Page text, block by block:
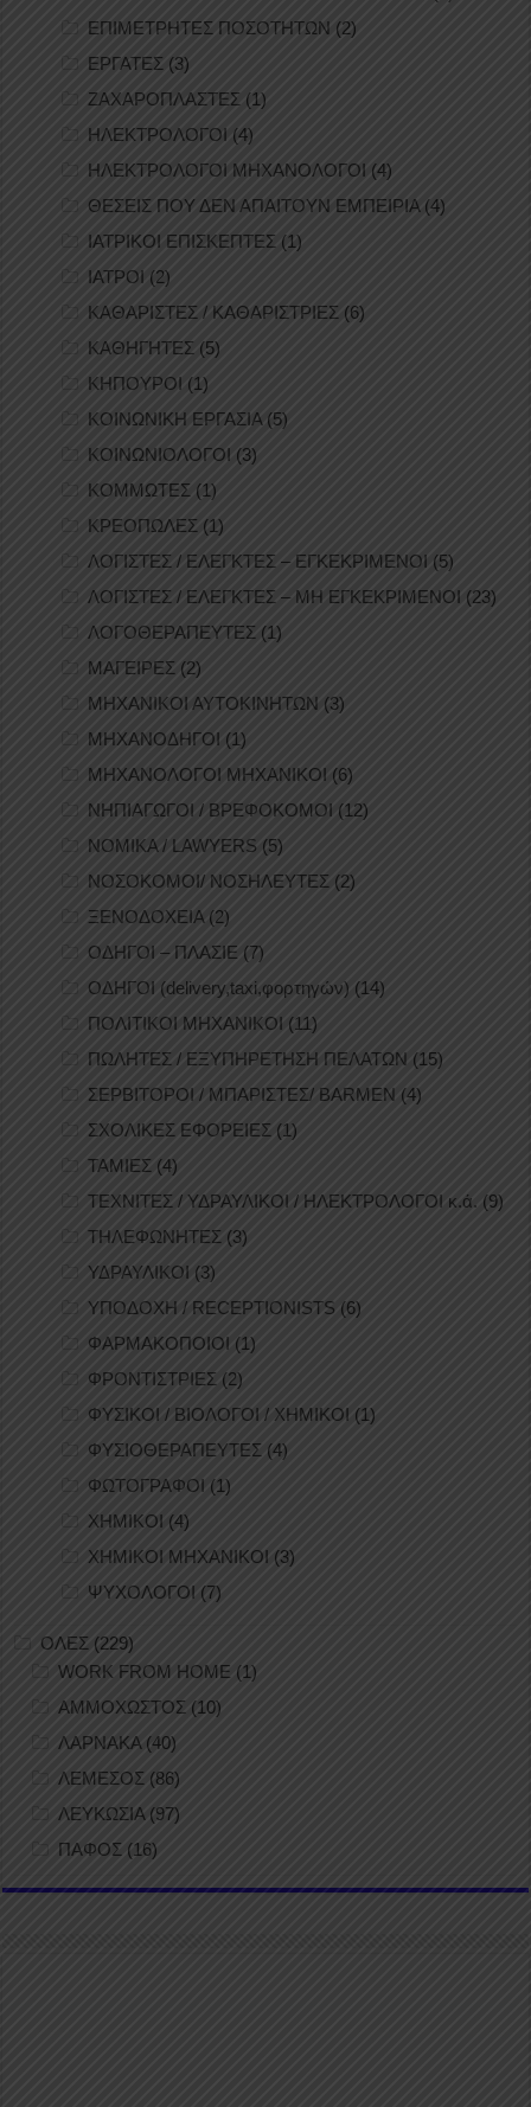
ΕΠΙΜΕΤΡΗΤΕΣ ΠΟΣΟΤΗΤΩΝ (2)
ΕΡΓΑΤΕΣ (3)
ΖΑΧΑΡΟΠΛΑΣΤΕΣ (1)
ΗΛΕΚΤΡΟΛΟΓΟΙ (4)
ΗΛΕΚΤΡΟΛΟΓΟΙ ΜΗΧΑΝΟΛΟΓΟΙ (4)
ΘΕΣΕΙΣ ΠΟΥ ΔΕΝ ΑΠΑΙΤΟΥΝ ΕΜΠΕΙΡΙΑ(4)
ΙΑΤΡΙΚΟΙ ΕΠΙΣΚΕΠΤΕΣ (1)
ΙΑΤΡΟΙ (2)
ΚΑΘΑΡΙΣΤΕΣ / ΚΑΘΑΡΙΣΤΡΙΕΣ (6)
ΚΑΘΗΓΗΤΕΣ (5)
ΚΗΠΟΥΡΟΙ (1)
ΚΟΙΝΩΝΙΚΗ ΕΡΓΑΣΙΑ (5)
ΚΟΙΝΩΝΙΟΛΟΓΟΙ (3)
ΚΟΜΜΩΤΕΣ (1)
ΚΡΕΟΠΩΛΕΣ (1)
ΛΟΓΙΣΤΕΣ / ΕΛΕΓΚΤΕΣ – ΕΓΚΕΚΡΙΜΕΝΟΙ (5)
ΛΟΓΙΣΤΕΣ / ΕΛΕΓΚΤΕΣ – ΜΗ ΕΓΚΕΚΡΙΜΕΝΟΙ (23)
ΛΟΓΟΘΕΡΑΠΕΥΤΕΣ (1)
ΜΑΓΕΙΡΕΣ (2)
ΜΗΧΑΝΙΚΟΙ ΑΥΤΟΚΙΝΗΤΩΝ (3)
ΜΗΧΑΝΟΔΗΓΟΙ (1)
ΜΗΧΑΝΟΛΟΓΟΙ ΜΗΧΑΝΙΚΟΙ (6)
ΝΗΠΙΑΓΩΓΟΙ / ΒΡΕΦΟΚΟΜΟΙ (12)
ΝΟΜΙΚΑ / LAWYERS (5)
ΝΟΣΟΚΟΜΟΙ/ ΝΟΣΗΛΕΥΤΕΣ (2)
ΞΕΝΟΔΟΧΕΙΑ (2)
ΟΔΗΓΟΙ – ΠΛΑΣΙΕ (7)
ΟΔΗΓΟΙ (delivery,taxi,φορτηγών) (14)
ΠΟΛΙΤΙΚΟΙ ΜΗΧΑΝΙΚΟΙ (11)
ΠΩΛΗΤΕΣ / ΕΞΥΠΗΡΕΤΗΣΗ ΠΕΛΑΤΩΝ (15)
ΣΕΡΒΙΤΟΡΟΙ / ΜΠΑΡΙΣΤΕΣ/ BARMEN (4)
ΣΧΟΛΙΚΕΣ ΕΦΟΡΕΙΕΣ (1)
ΤΑΜΙΕΣ (4)
ΤΕΧΝΙΤΕΣ / ΥΔΡΑΥΛΙΚΟΙ / ΗΛΕΚΤΡΟΛΟΓΟΙ κ.ά. (9)
ΤΗΛΕΦΩΝΗΤΕΣ (3)
ΥΔΡΑΥΛΙΚΟΙ (3)
ΥΠΟΔΟΧΗ / RECEPTIONISTS (6)
ΦΑΡΜΑΚΟΠΟΙΟΙ (1)
ΦΡΟΝΤΙΣΤΡΙΕΣ (2)
ΦΥΣΙΚΟΙ / ΒΙΟΛΟΓΟΙ / ΧΗΜΙΚΟΙ (1)
ΦΥΣΙΟΘΕΡΑΠΕΥΤΕΣ (4)
ΦΩΤΟΓΡΑΦΟΙ (1)
ΧΗΜΙΚΟΙ (4)
ΧΗΜΙΚΟΙ ΜΗΧΑΝΙΚΟΙ (3)
ΨΥΧΟΛΟΓΟΙ (7)
ΟΛΕΣ (229)
WORK FROM HOME (1)
ΑΜΜΟΧΩΣΤΟΣ (10)
ΛΑΡΝΑΚΑ(40)
ΛΕΜΕΣΟΣ (86)
ΛΕΥΚΩΣΙΑ(97)
ΠΑΦΟΣ (16)